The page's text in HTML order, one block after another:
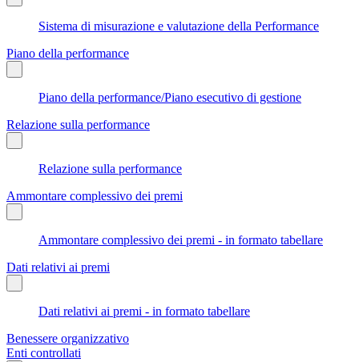
Sistema di misurazione e valutazione della Performance
Piano della performance
Piano della performance/Piano esecutivo di gestione
Relazione sulla performance
Relazione sulla performance
Ammontare complessivo dei premi
Ammontare complessivo dei premi - in formato tabellare
Dati relativi ai premi
Dati relativi ai premi - in formato tabellare
Benessere organizzativo
Enti controllati